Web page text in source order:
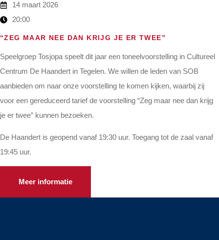
14 maart 2026
20:00
“ZEG MAAR NEE DAN KRIJG JE ER TWEE”
Speelgroep Tosjopa speelt dit jaar een toneelvoorstelling in Cultureel
Centrum De Haandert in Tegelen. We willen de leden van SOB
aanbieden om naar onze voorstelling te komen kijken, waarbij zij
voor een gereduceerd tarief de voorstelling “Zeg maar nee dan krijg
je er twee” kunnen bezoeken.
De Haandert is geopend vanaf 19:30 uur. Toegang tot de zaal vanaf
19:45 uur.
Meer informatie